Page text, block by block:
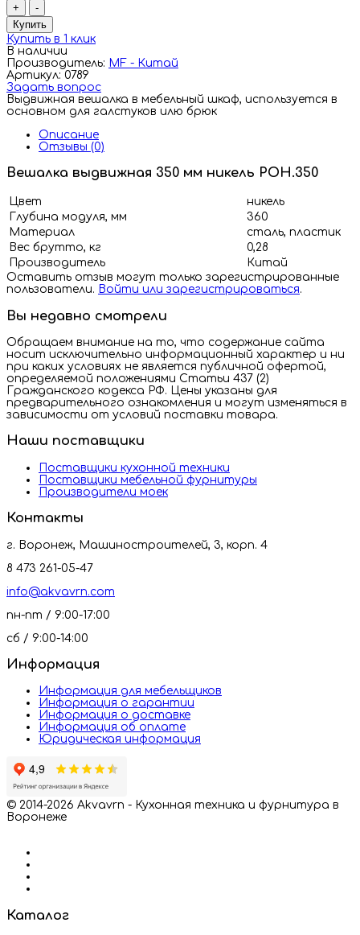
+
-
Купить
Купить в 1 клик
В наличии
Производитель: MF - Китай
Артикул: 0789
Задать вопрос
Выдвижная вешалка в мебельный шкаф, используется в
основном для галстуков илю брюк
Описание
Отзывы (0)
Вешалка выдвижная 350 мм никель POH.350
Цвет
никель
Глубина модуля, мм
360
Материал
сталь, пластик
Вес брутто, кг
0,28
Производитель
Китай
Оставить отзыв могут только зарегистрированные
пользователи. Войти или зарегистрироваться.
Вы недавно смотрели
Обращаем внимание на то, что содержание сайта
носит исключительно информационный характер и ни
при каких условиях не является публичной офертой,
определяемой положениями Статьи 437 (2)
Гражданского кодекса РФ. Цены указаны для
предварительного ознакомления и могут изменяться в
зависимости от условий поставки товара.
Наши поставщики
Поставщики кухонной техники
Поставщики мебельной фурнитуры
Производители моек
Контакты
г. Воронеж, Машиностроителей, 3, корп. 4
8 473 261-05-47
info@akvavrn.com
пн-пт / 9:00-17:00
сб / 9:00-14:00
Информация
Информация для мебельщиков
Информация о гарантии
Информация о доставке
Информация об оплате
Юридическая информация
© 2014-2026 Akvavrn - Кухонная техника и фурнитура в
Воронеже
Каталог